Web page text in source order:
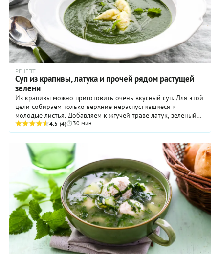
РЕЦЕПТ
Суп из крапивы, латука и прочей рядом растущей
зелени
Из крапивы можно приготовить очень вкусный суп. Для этой
цели собираем только верхние нераспустившиеся и
молодые листья. Добавляем к жгучей траве латук, зеленый
лук, салат, молодую ...
4.5 (4) 30 мин